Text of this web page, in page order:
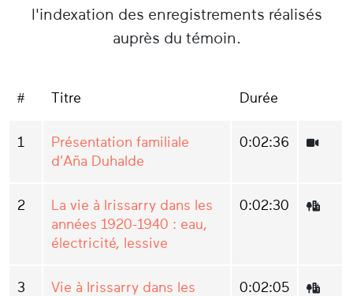
l'indexation des enregistrements réalisés
auprès du témoin.
# Titre Durée
1
Présentation familiale
d'Aña Duhalde
0:02:36
2
La vie à Irissarry dans les
années 1920-1940 : eau,
électricité, lessive
0:02:30
3
Vie à Irissarry dans les
0:02:05